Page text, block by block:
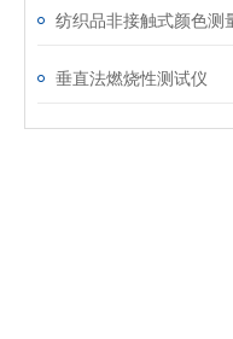
纺织品非接触式颜色测
垂直法燃烧性测试仪